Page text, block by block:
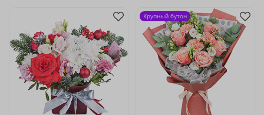
Крупный бутон